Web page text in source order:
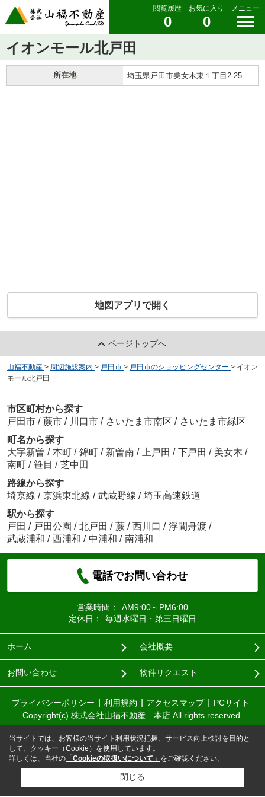
閲覧履歴
0
お気に入り
0
メニュー
イオンモール北戸田
所在地 埼玉県戸田市美女木東１丁目2-25
地図アプリで開く
ページトップへ
山福不動産 > 周辺施設案内 > 戸田市 > 戸田市のショッピングセンター > イオン
モール北戸田
市区町村から探す
戸田市 / 蕨市 / 川口市 / さいたま市南区 / さいたま市緑区
町名から探す
大字新曽 / 本町 / 錦町 / 新曽南 / 上戸田 / 下戸田 / 美女木 /
南町 / 笹目 / 芝中田
路線から探す
埼京線 / 京浜東北線 / 武蔵野線 / 埼玉高速鉄道
駅から探す
戸田 / 戸田公園 / 北戸田 / 蕨 / 西川口 / 浮間舟渡 /
武蔵浦和 / 西浦和 / 中浦和 / 南浦和
電話でお問い合わせ
営業時間：
AM9:00～PM6:00
定休日：
毎週水曜日・第三日曜日
ホーム 会社概要
お問い合わせ 物件リクエスト
プライバシーポリシー 利用規約 アクセスマップ
PCサイト
Copyright(c) 株式会社山福不動産 本店 All rights reserved.
当サイトでは、お客様の当サイト利用状況把握、サービス向上検討を目的と
して、クッキー（Cookie）を使用しています。
詳しくは、当社の 「Cookieの取扱いについて」 をご確認ください。
閉じる